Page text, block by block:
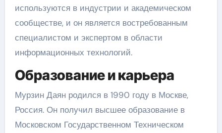
используются в индустрии и академическом
сообществе, и он является востребованным
специалистом и экспертом в области
информационных технологий.
Образование и карьера
Мурзин Даян родился в 1990 году в Москве,
Россия. Он получил высшее образование в
Московском Государственном Техническом